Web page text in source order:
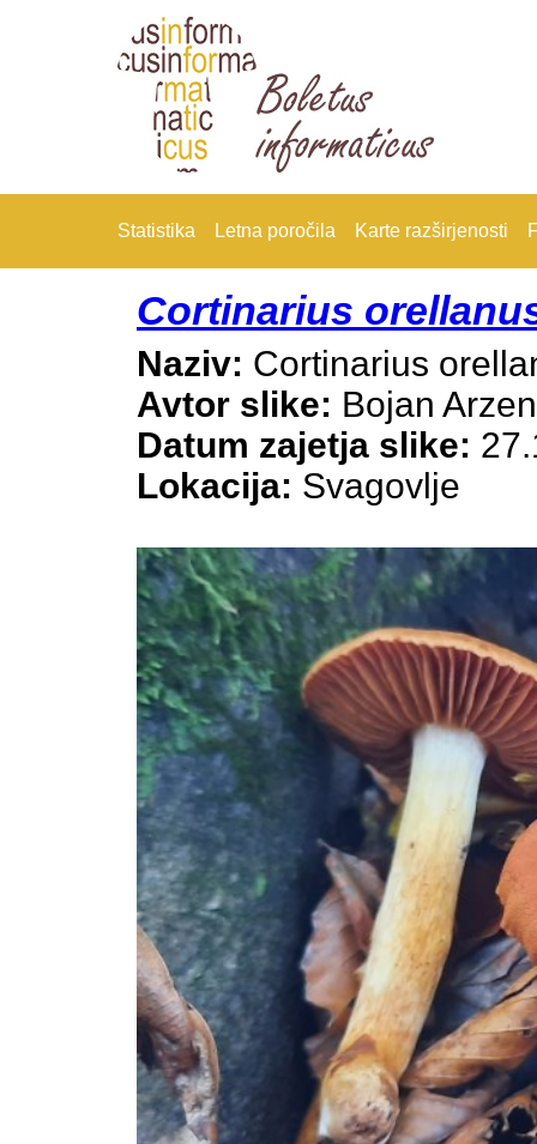
Statistika Letna poročila Karte razširjenosti
Cortinarius
Naziv: Cortinarius
Avtor slike: Bojan
Datum zajetja slike:
Lokacija: Svagovlje